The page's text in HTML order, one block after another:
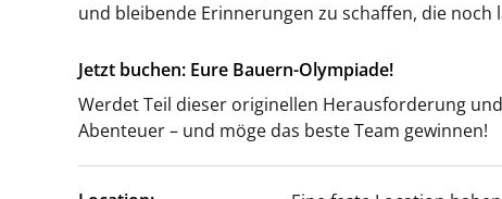
und bleibende Erinnerungen zu schaffen, die noch
Jetzt buchen: Eure Bauern-Olympiade!
Werdet Teil dieser originellen Herausforderung
Abenteuer – und möge das beste Team gewinnen!